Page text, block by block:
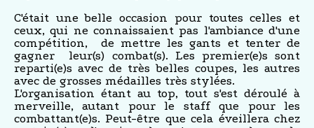
C'était une belle occasion pour toutes celles et
ceux, qui ne connaissaient pas l'ambiance d'une
compétition, de mettre les gants et tenter de
gagner leur(s) combat(s). Les premier(e)s sont
reparti(e)s avec de très belles coupes, les autres
avec de grosses médailles très stylées.
L'organisation étant au top, tout s'est déroulé à
merveille, autant pour le staff que pour les
combattant(e)s. Peut-être que cela éveillera chez